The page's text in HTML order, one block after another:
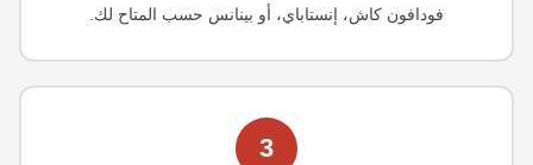
فودافون كاش، إنستاباي، أو بينانس حسب المتاح لك.
3